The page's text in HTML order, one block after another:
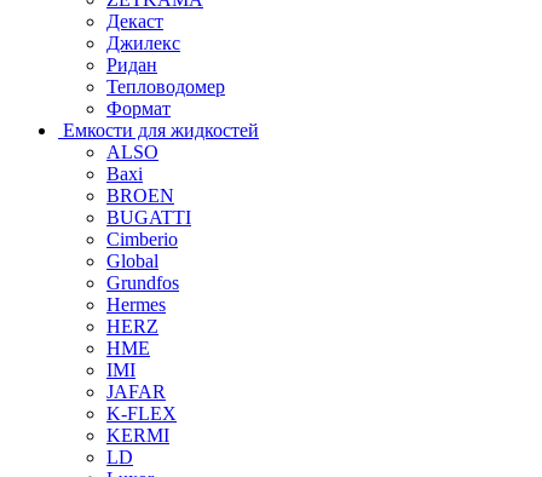
Декаст
Джилекс
Ридан
Тепловодомер
Формат
Емкости для жидкостей
ALSO
Baxi
BROEN
BUGATTI
Cimberio
Global
Grundfos
Hermes
HERZ
HME
IMI
JAFAR
K-FLEX
KERMI
LD